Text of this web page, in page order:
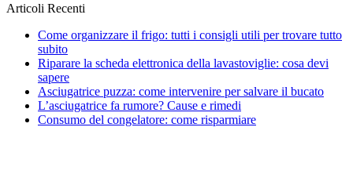
Articoli Recenti
Come organizzare il frigo: tutti i consigli utili per trovare tutto
subito
Riparare la scheda elettronica della lavastoviglie: cosa devi
sapere
Asciugatrice puzza: come intervenire per salvare il bucato
L’asciugatrice fa rumore? Cause e rimedi
Consumo del congelatore: come risparmiare